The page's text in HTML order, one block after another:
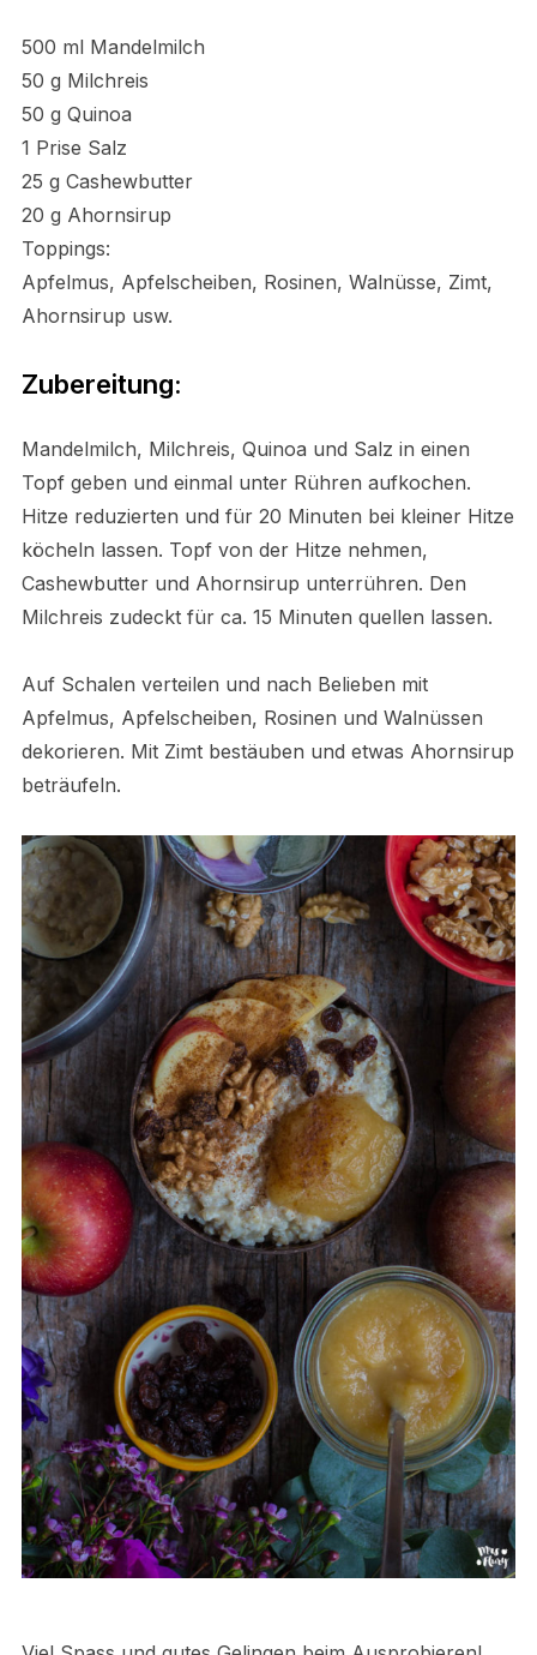
500 ml Mandelmilch
50 g Milchreis
50 g Quinoa
1 Prise Salz
25 g Cashewbutter
20 g Ahornsirup
Toppings:
Apfelmus, Apfelscheiben, Rosinen, Walnüsse, Zimt,
Ahornsirup usw.
Zubereitung:
Mandelmilch, Milchreis, Quinoa und Salz in einen
Topf geben und einmal unter Rühren aufkochen.
Hitze reduzierten und für 20 Minuten bei kleiner Hitze
köcheln lassen. Topf von der Hitze nehmen,
Cashewbutter und Ahornsirup unterrühren. Den
Milchreis zudeckt für ca. 15 Minuten quellen lassen.
Auf Schalen verteilen und nach Belieben mit
Apfelmus, Apfelscheiben, Rosinen und Walnüssen
dekorieren. Mit Zimt bestäuben und etwas Ahornsirup
beträufeln.